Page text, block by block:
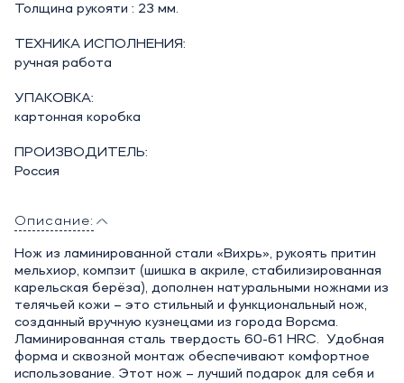
Толщина рукояти : 23 мм.
ТЕХНИКА ИСПОЛНЕНИЯ:
ручная работа
УПАКОВКА:
картонная коробка
ПРОИЗВОДИТЕЛЬ:
Россия
Описание:
Нож из ламинированной стали «Вихрь», рукоять притин
мельхиор, компзит (шишка в акриле, стабилизированная
карельская берёза), дополнен натуральными ножнами из
телячьей кожи – это стильный и функциональный нож,
созданный вручную кузнецами из города Ворсма.
Ламинированная сталь твердость 60-61 HRС. Удобная
форма и сквозной монтаж обеспечивают комфортное
использование. Этот нож – лучший подарок для себя и